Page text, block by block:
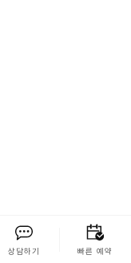
상담하기 빠른 예약